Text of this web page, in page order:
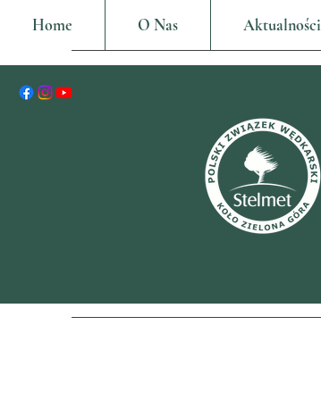
Home O Nas Aktualności